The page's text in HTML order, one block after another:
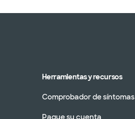
Herramientas y recursos
Comprobador de síntomas
Pague su cuenta